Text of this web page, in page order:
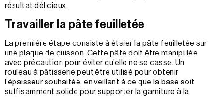
résultat délicieux.
Travailler la pâte feuilletée
La première étape consiste à étaler la pâte feuilletée sur
une plaque de cuisson. Cette pâte doit être manipulée
avec précaution pour éviter qu’elle ne se casse. Un
rouleau à pâtisserie peut être utilisé pour obtenir
l’épaisseur souhaitée, en veillant à ce que la base soit
suffisamment solide pour supporter la garniture à la